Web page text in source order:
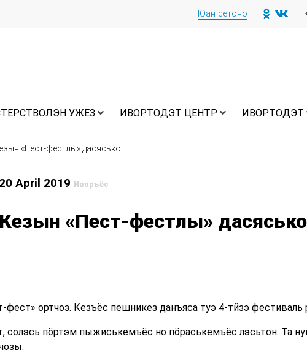
Юан сётоно
УЖЕЗ ИВОРТОДЭТ ЦЕНТР ИВОРТОДЭТ
«Пест-фестлы» дасясько
20 April 2019 Иворъёс
Кезын «Пест-фестлы» дасясько
фест» ортчоз. Кезъёс пешникез данъяса туэ 4-тӥзэ фестиваль
солэсь пӧртэм пыжиськемъёс но пӧраськемъёс лэсьтон. Та